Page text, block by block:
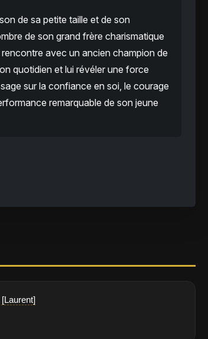
de sa petite taille et de son
de son grand frère charismatique
avec un ancien champion de
quotidien et lui révéler une force
sur la confiance en soi, le courage
remarquable de son jeune